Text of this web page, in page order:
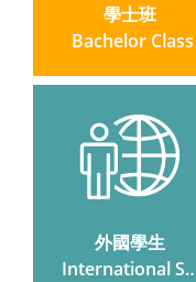
學士班
Bachelor Class
外國學生
International